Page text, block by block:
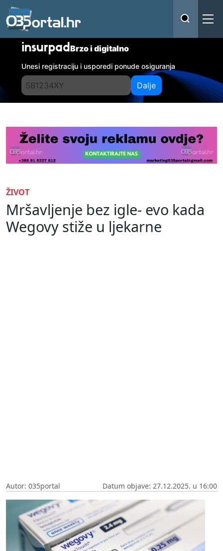
insurpadBrzo i digitalno
Unesi registraciju i usporedi ponude osiguranja
Dalje
ŽIVOT
Mršavljenje bez igle- evo kada
Wegovy stiže u ljekarne
Autor: 035portal Datum objave: 27.12.2025. u 16:00